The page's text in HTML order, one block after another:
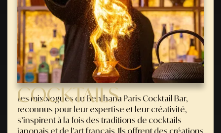
COCKTAILS
Les mixologues du Benihana Paris Cocktail Bar,
reconnus pour leur expertise et leur créativité,
s’inspirent à la fois des traditions de cocktails